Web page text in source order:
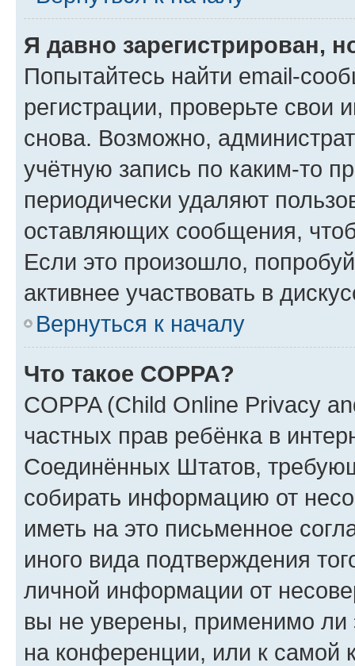
Я давно зарегистрирован,
Попытайтесь найти email-
регистрации, проверьте свои
снова. Возможно,
учётную запись по каким-то
периодически удаляют
оставляющих сообщения,
Если это произошло,
активнее участвовать в
Вернуться к началу
Что такое COPPA?
COPPA (Child Online Privacy
частных прав ребёнка в
Соединённых Штатов,
собирать информацию от
иметь на это письменное
иного вида подтверждения
личной информации от
вы не уверены, применимо ли
на конференции, или к самой